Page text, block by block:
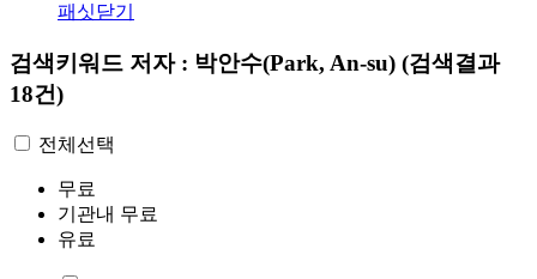
패싯닫기
검색키워드 저자 : 박안수(Park, An-su) (검색결과
18건)
전체선택
무료
기관내 무료
유료